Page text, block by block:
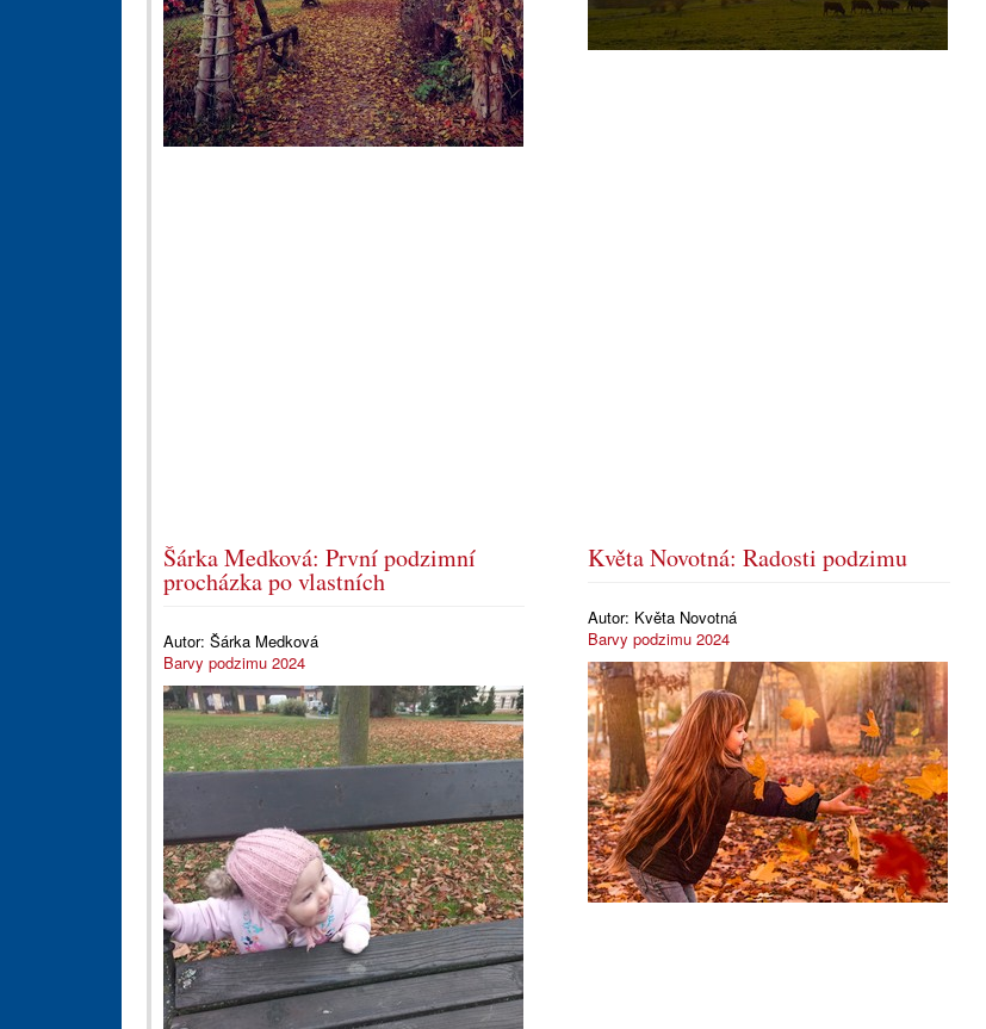
Šárka Medková: První podzimní
procházka po vlastních
Autor: Šárka Medková
Barvy podzimu 2024
Květa Novotná: Radosti podzimu
Autor: Květa Novotná
Barvy podzimu 2024